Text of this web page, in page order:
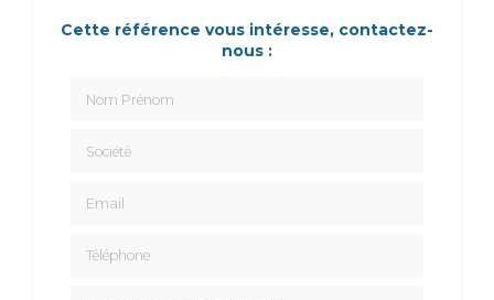
Cette référence vous intéresse, contactez-
nous :